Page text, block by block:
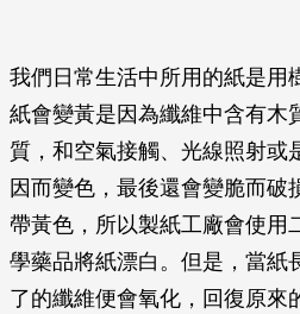
我們日常生活中所用的紙是用
紙會變黃是因為纖維中含有木
質，和空氣接觸、光線照射或
因而變色，最後還會變脆而破
帶黃色，所以製紙工廠會使用
學藥品將紙漂白。但是，當紙
了的纖維便會氧化，回復原來